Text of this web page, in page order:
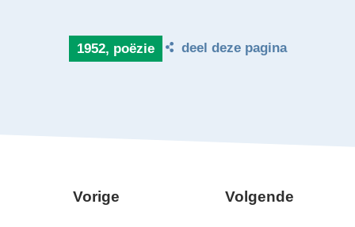
EN
1952, poëzie deel deze pagina
Vorige Volgende